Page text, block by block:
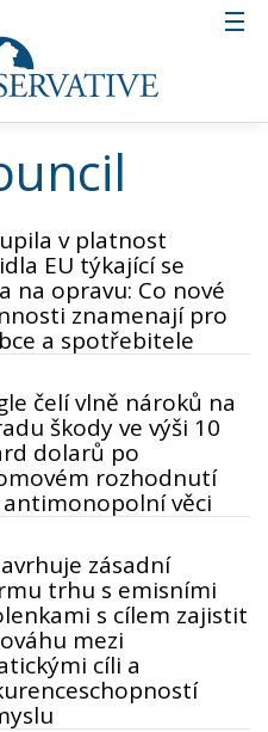
v platnost
EU týkající se
na opravu: Co nové
znamenají pro
a spotřebitele
čelí vlně nároků na
škody ve výši 10
dolarů po
rozhodnutí
antimonopolní věci
zásadní
trhu s emisními
s cílem zajistit
mezi
cíli a